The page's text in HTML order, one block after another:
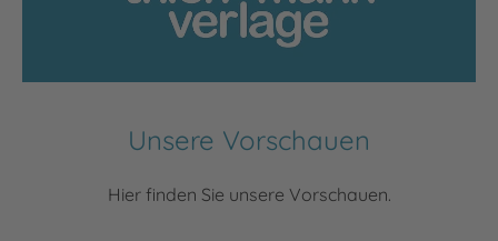
Unsere Vorschauen
Hier finden Sie unsere Vorschauen.